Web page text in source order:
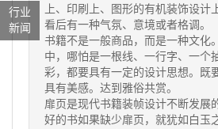
上、印刷上、图形的有机装饰设计
看后有一种气氛、意境或者格调。
书籍不是一般商品，而是一种文化
中，哪怕是一根线、一行字、一个
彩，都要具有一定的设计思想。既
具有美感。达到雅俗共赏。
扉页是现代书籍装帧设计不断发展
好的书如果缺少扉页，就犹如白玉
行业
新闻